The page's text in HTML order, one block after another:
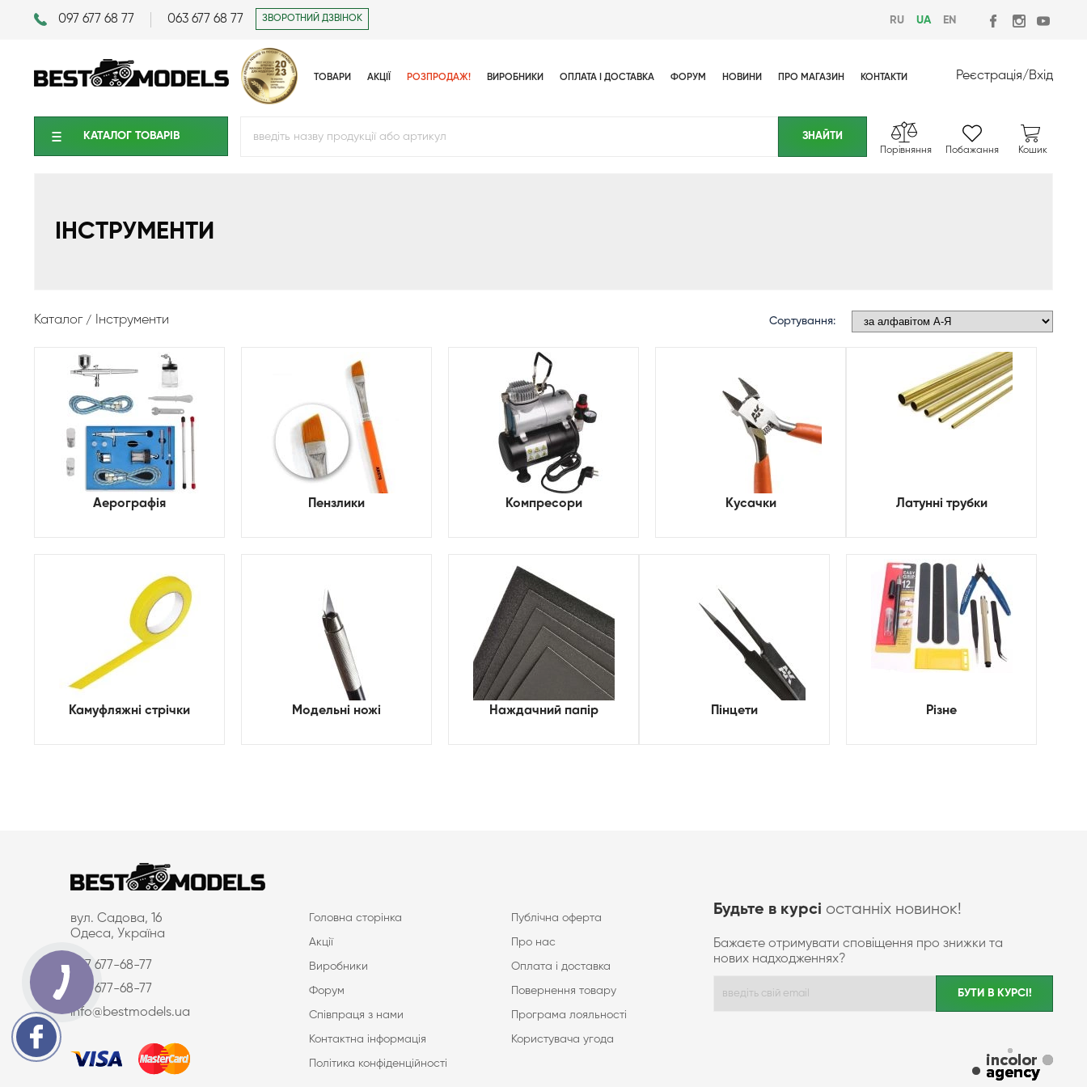
097 677 68 77 063 677 68 77 ЗВОРОТНИЙ ДЗВІНОК RU UA EN
ТОВАРИ АКЦІЇ РОЗПРОДАЖ! ВИРОБНИКИ ОПЛАТА І ДОСТАВКА ФОРУМ НОВИНИ ПРО МАГАЗИН КОНТАКТИ Реєстрація/Вхід
КАТАЛОГ ТОВАРIВ
Порівняння Побажання Кошик
ІНСТРУМЕНТИ
Каталог Інструменти Сортування:
Аерографія Пензлики Компресори Кусачки Латунні трубки
Камуфляжні стрічки Модельні ножі Наждачний папір Пінцети Різне
вул. Садова, 16
Одеса, Україна
097 677-68-77
063 677-68-77
info@bestmodels.ua
Головна сторінка Публічна оферта
Акції Про нас
Виробники Оплата і доставка
Форум Повернення товару
Співпраця з нами Програма лояльності
Контактна інформація Користувача угода
Політика конфіденційності
Будьте в курсі останніх новинок!
Бажаєте отримувати сповіщення про знижки та
нових надходженнях?